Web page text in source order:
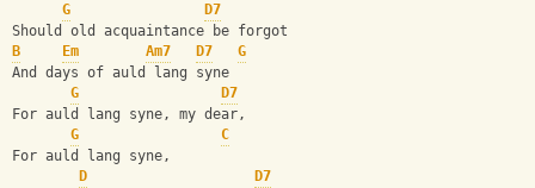
G
D7
Should old acquaintance be forgot
B
Em Am7 D7
G
And days of auld lang syne
G
D7
For auld lang syne, my dear,
G
C
For auld lang syne,
D
D7